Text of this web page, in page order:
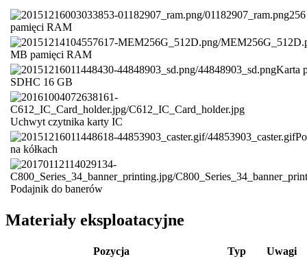
pamięci RAM
MB pamięci RAM
Karta
SDHC 16 GB
Uchwyt czytnika karty IC
na kółkach
Podajnik do banerów
Materiały eksploatacyjne
Pozycja Typ
Uwagi